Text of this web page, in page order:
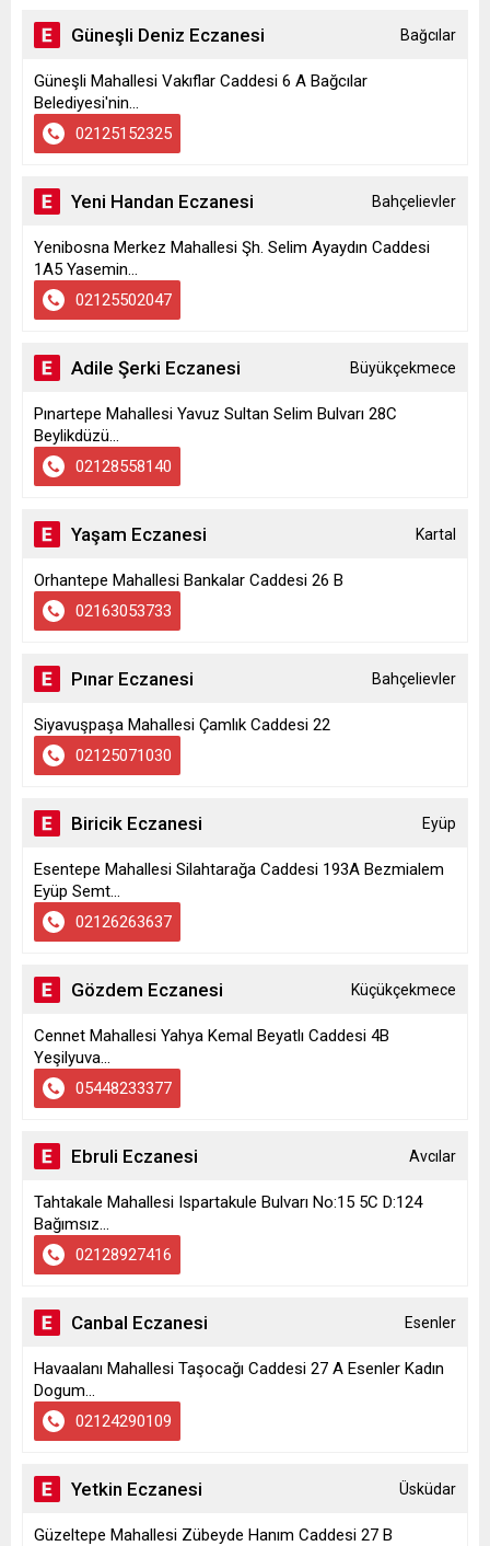
Güneşli Deniz Eczanesi Bağcılar
Güneşli Mahallesi Vakıflar Caddesi 6 A Bağcılar
Belediyesi'nin...
02125152325
Yeni Handan Eczanesi Bahçelievler
Yenibosna Merkez Mahallesi Şh. Selim Ayaydın Caddesi
1A5 Yasemin...
02125502047
Adile Şerki Eczanesi Büyükçekmece
Pınartepe Mahallesi Yavuz Sultan Selim Bulvarı 28C
Beylikdüzü...
02128558140
Yaşam Eczanesi Kartal
Orhantepe Mahallesi Bankalar Caddesi 26 B
02163053733
Pınar Eczanesi Bahçelievler
Siyavuşpaşa Mahallesi Çamlık Caddesi 22
02125071030
Biricik Eczanesi Eyüp
Esentepe Mahallesi Silahtarağa Caddesi 193A Bezmialem
Eyüp Semt...
02126263637
Gözdem Eczanesi Küçükçekmece
Cennet Mahallesi Yahya Kemal Beyatlı Caddesi 4B
Yeşilyuva...
05448233377
Ebruli Eczanesi Avcılar
Tahtakale Mahallesi Ispartakule Bulvarı No:15 5C D:124
Bağımsız...
02128927416
Canbal Eczanesi Esenler
Havaalanı Mahallesi Taşocağı Caddesi 27 A Esenler Kadın
Dogum...
02124290109
Yetkin Eczanesi Üsküdar
Güzeltepe Mahallesi Zübeyde Hanım Caddesi 27 B